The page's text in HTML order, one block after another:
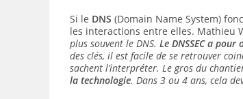
Si le DNS (Domain Name System)
les interactions entre elles. Mathieu
plus souvent le DNS. Le DNSSEC a
des clés, il est facile de se retrouver
sachent l’interpréter. Le gros du
la technologie. Dans 3 ou 4 ans, cela